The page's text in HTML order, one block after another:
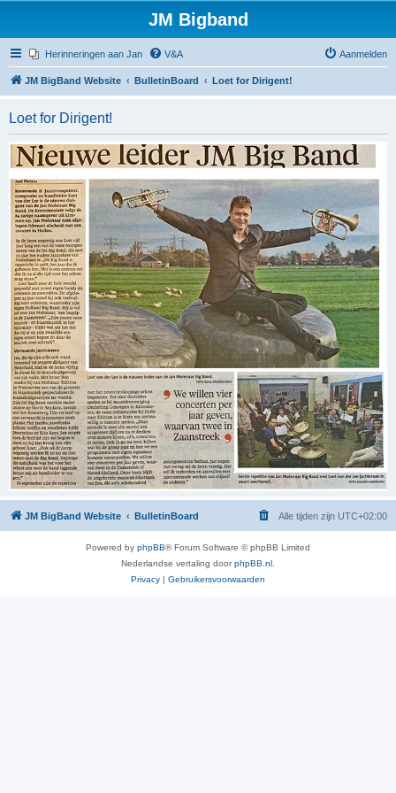
JM Bigband
Herinneringen aan Jan V&A Aanmelden
JM BigBand Website BulletinBoard Loet for Dirigent!
Loet for Dirigent!
JM BigBand Website BulletinBoard Alle tijden zijn UTC+02:00
Powered by phpBB® Forum Software © phpBB Limited
Nederlandse vertaling doorphpBB.nl
Privacy | Gebruikersvoorwaarden